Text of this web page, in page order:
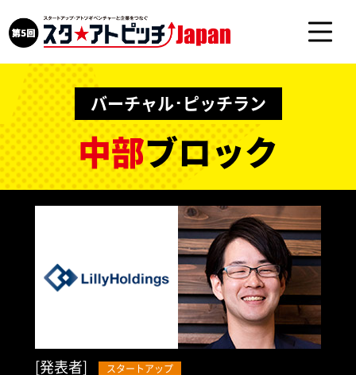
バーチャル･ピッチラン
中部ブロック
[発表者] スタートアップ